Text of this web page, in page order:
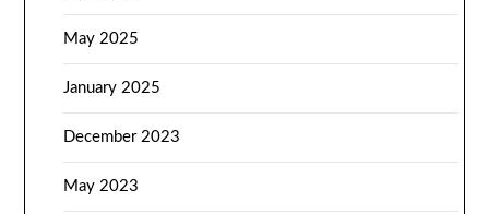
May 2025
January 2025
December 2023
May 2023